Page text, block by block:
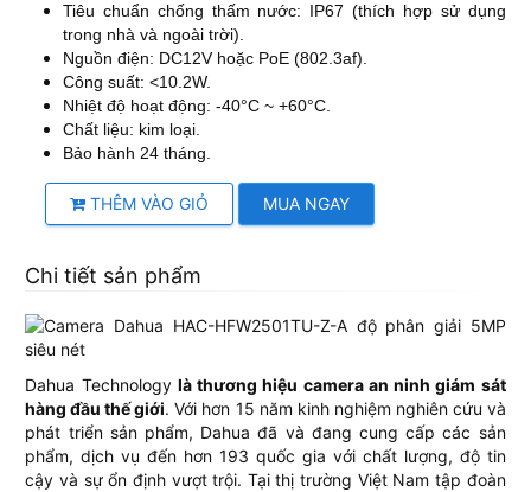
Tiêu chuẩn chống thấm nước: IP67 (thích hợp sử dụng
trong nhà và ngoài trời).
Nguồn điện: DC12V hoặc PoE (802.3af).
Công suất: <10.2W.
Nhiệt độ hoạt động: -40°C ~ +60°C.
Chất liệu: kim loại.
Bảo hành 24 tháng.
THÊM VÀO GIỎ MUA NGAY
Chi tiết sản phẩm
Dahua Technology là thương hiệu camera an ninh giám sát
hàng đầu thế giới. Với hơn 15 năm kinh nghiệm nghiên cứu và
phát triển sản phẩm, Dahua đã và đang cung cấp các sản
phẩm, dịch vụ đến hơn 193 quốc gia với chất lượng, độ tin
cậy và sự ổn định vượt trội. Tại thị trường Việt Nam tập đoàn